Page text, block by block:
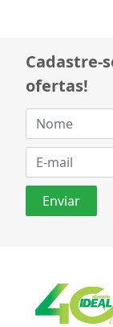
Cadastre-
ofertas!